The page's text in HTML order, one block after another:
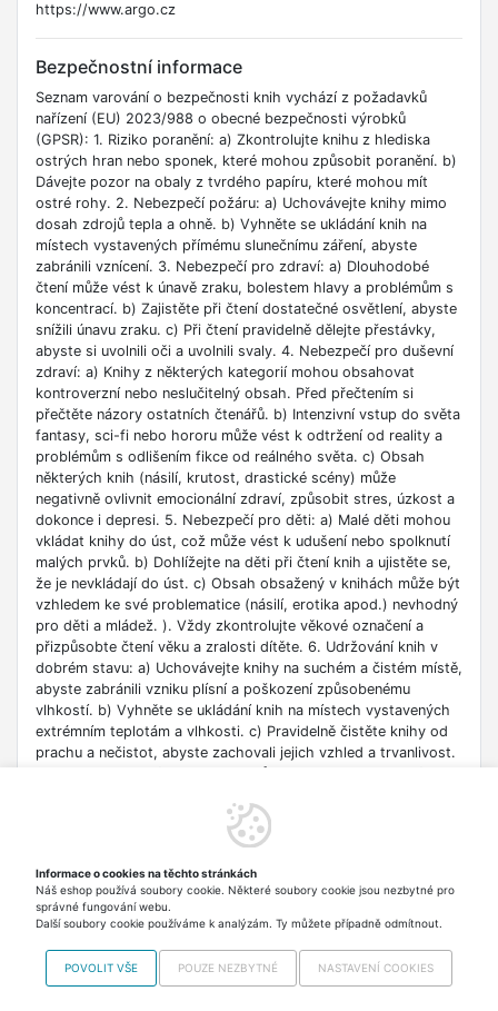
https://www.argo.cz
Bezpečnostní informace
Seznam varování o bezpečnosti knih vychází z požadavků
nařízení (EU) 2023/988 o obecné bezpečnosti výrobků
(GPSR): 1. Riziko poranění: a) Zkontrolujte knihu z hlediska
ostrých hran nebo sponek, které mohou způsobit poranění. b)
Dávejte pozor na obaly z tvrdého papíru, které mohou mít
ostré rohy. 2. Nebezpečí požáru: a) Uchovávejte knihy mimo
dosah zdrojů tepla a ohně. b) Vyhněte se ukládání knih na
místech vystavených přímému slunečnímu záření, abyste
zabránili vznícení. 3. Nebezpečí pro zdraví: a) Dlouhodobé
čtení může vést k únavě zraku, bolestem hlavy a problémům s
koncentrací. b) Zajistěte při čtení dostatečné osvětlení, abyste
snížili únavu zraku. c) Při čtení pravidelně dělejte přestávky,
abyste si uvolnili oči a uvolnili svaly. 4. Nebezpečí pro duševní
zdraví: a) Knihy z některých kategorií mohou obsahovat
kontroverzní nebo neslučitelný obsah. Před přečtením si
přečtěte názory ostatních čtenářů. b) Intenzivní vstup do světa
fantasy, sci-fi nebo hororu může vést k odtržení od reality a
problémům s odlišením fikce od reálného světa. c) Obsah
některých knih (násilí, krutost, drastické scény) může
negativně ovlivnit emocionální zdraví, způsobit stres, úzkost a
dokonce i depresi. 5. Nebezpečí pro děti: a) Malé děti mohou
vkládat knihy do úst, což může vést k udušení nebo spolknutí
malých prvků. b) Dohlížejte na děti při čtení knih a ujistěte se,
že je nevkládají do úst. c) Obsah obsažený v knihách může být
vzhledem ke své problematice (násilí, erotika apod.) nevhodný
pro děti a mládež. ). Vždy zkontrolujte věkové označení a
přizpůsobte čtení věku a zralosti dítěte. 6. Udržování knih v
dobrém stavu: a) Uchovávejte knihy na suchém a čistém místě,
abyste zabránili vzniku plísní a poškození způsobenému
vlhkostí. b) Vyhněte se ukládání knih na místech vystavených
extrémním teplotám a vlhkosti. c) Pravidelně čistěte knihy od
prachu a nečistot, abyste zachovali jejich vzhled a trvanlivost.
vzdělávací nebo profesní účely. b) Věnujte pozornost datu
vydání, protože znalosti v některých oblastech se rychle
zdrojů uvedených v knize buďte opatrní a dodržujte pravidla
bezpečnosti na síti. 8. Autorská práva: a) Dodržujte autorská
práva obsahu zpřístupněného v knize.
Copyright © 2012-2026 VISO TRADE s.r.o.,
Informace o cookies na těchto stránkách
Náš eshop používá soubory cookie. Některé soubory cookie jsou nezbytné pro
správné fungování webu.
Další soubory cookie používáme k analýzám. Ty můžete případně odmítnout.
POVOLIT VŠE POUZE NEZBYTNÉ NASTAVENÍ COOKIES